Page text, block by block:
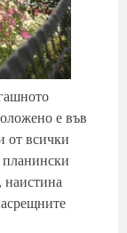
е във
от всички
планински
наистина